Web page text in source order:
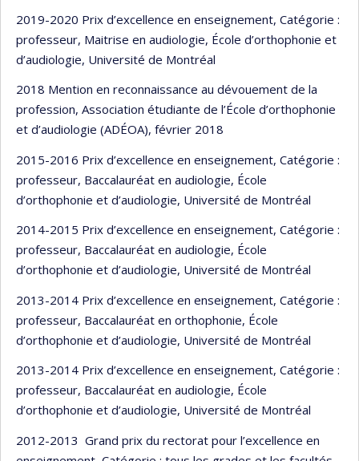
2019-2020 Prix d’excellence en enseignement, Catégorie :
professeur, Maitrise en audiologie, École d’orthophonie et
d’audiologie, Université de Montréal
2018 Mention en reconnaissance au dévouement de la
profession, Association étudiante de l’École d’orthophonie
et d’audiologie (ADÉOA), février 2018
2015-2016 Prix d’excellence en enseignement, Catégorie :
professeur, Baccalauréat en audiologie, École
d’orthophonie et d’audiologie, Université de Montréal
2014-2015 Prix d’excellence en enseignement, Catégorie :
professeur, Baccalauréat en audiologie, École
d’orthophonie et d’audiologie, Université de Montréal
2013-2014 Prix d’excellence en enseignement, Catégorie :
professeur, Baccalauréat en orthophonie, École
d’orthophonie et d’audiologie, Université de Montréal
2013-2014 Prix d’excellence en enseignement, Catégorie :
professeur, Baccalauréat en audiologie, École
d’orthophonie et d’audiologie, Université de Montréal
2012-2013 Grand prix du rectorat pour l’excellence en